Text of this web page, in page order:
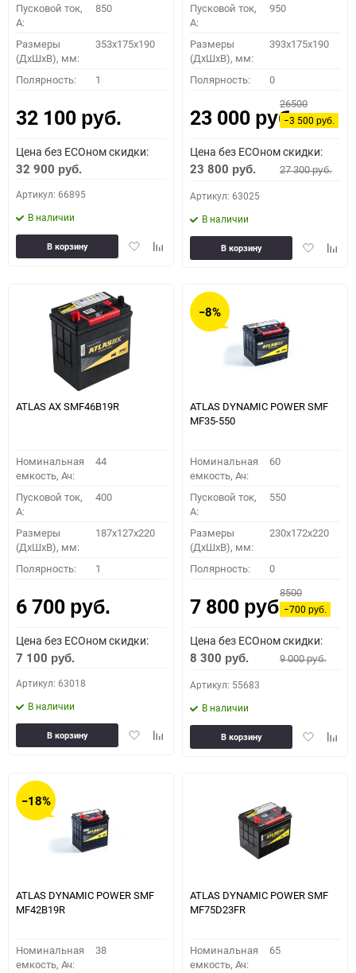
Пусковой ток,
A:
850
Размеры
(ДхШхВ), мм:
353x175x190
Полярность: 1
32 100 руб.
Цена без ECOном скидки:
32 900 руб.
Артикул: 66895
В наличии
ДобавитьДобавить
В корзину
Пусковой ток,
A:
950
Размеры
(ДхШхВ), мм:
393x175x190
Полярность: 0
23 000 руб.
26500
−3 500руб.
Цена без ECOном скидки:
23 800 руб. 27 300руб.
Артикул: 63025
В наличии
Добавить
В корзину
ATLAS AX SMF46B19R
Номинальная
емкость, Ач:
44
Пусковой ток,
A:
400
Размеры
(ДхШхВ), мм:
187x127x220
Полярность: 1
6 700 руб.
Цена без ECOном скидки:
7 100 руб.
Артикул: 63018
В наличии
ДобавитьДобавить
В корзину
−8%
ATLAS DYNAMIC POWER SMF
MF35-550
Номинальная
емкость, Ач:
60
Пусковой ток,
A:
550
Размеры
(ДхШхВ), мм:
230x172x220
Полярность: 0
7 800 руб.
8500
−700руб.
Цена без ECOном скидки:
8 300 руб. 9 000руб.
Артикул: 55683
В наличии
Добавить
В корзину
−18%
ATLAS DYNAMIC POWER SMF
MF42B19R
Номинальная
емкость, Ач:
38
ATLAS DYNAMIC POWER SMF
MF75D23FR
Номинальная
емкость, Ач:
65